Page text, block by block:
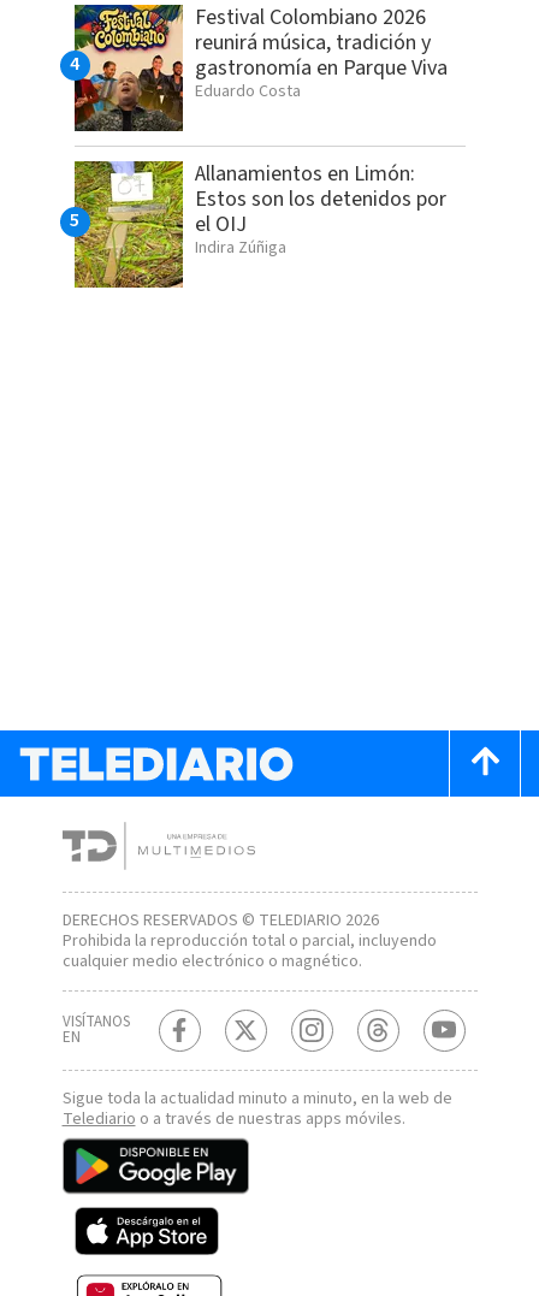
Festival Colombiano 2026
reunirá música, tradición y
gastronomía en Parque Viva
Eduardo Costa
Allanamientos en Limón:
Estos son los detenidos por
el OIJ
Indira Zúñiga
DERECHOS RESERVADOS © TELEDIARIO 2026
Prohibida la reproducción total o parcial, incluyendo
cualquier medio electrónico o magnético.
VISÍTANOS
EN
Sigue toda la actualidad minuto a minuto, en la web de
Telediario o a través de nuestras apps móviles.